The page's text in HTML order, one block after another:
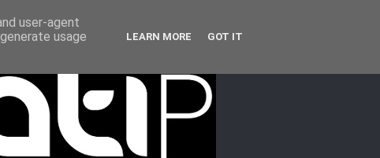
user-agent
usage
LEARN MORE GOT IT